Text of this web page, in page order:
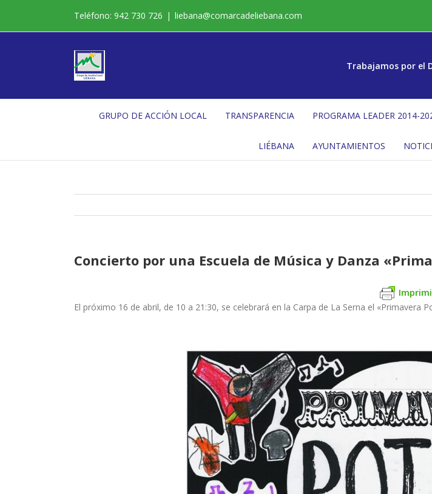
contenido
Teléfono: 942 730 726 | liebana@comarcadeliebana.com
Trabajamos por el
GRUPO DE ACCIÓN LOCAL TRANSPARENCIA PROGRAMA LEADER 2014-
LIÉBANA AYUNTAMIENTOS
Concierto por una Escuela de Música y Danza
El próximo 16 de abril, de 10 a 21:30, se celebrará en la Carpa de La Serna el «Primavera